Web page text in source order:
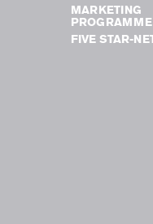
MARKETING
FIVE STAR-